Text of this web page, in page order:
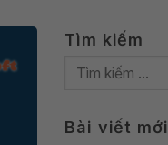
Tìm kiếm
Bài viết mới